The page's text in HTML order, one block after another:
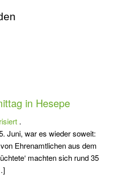
in Hesepe
.
Juni, war es wieder soweit:
Ehrenamtlichen aus dem
machten sich rund 35